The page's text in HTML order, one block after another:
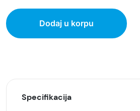
Dodaj u korpu
Specifikacija